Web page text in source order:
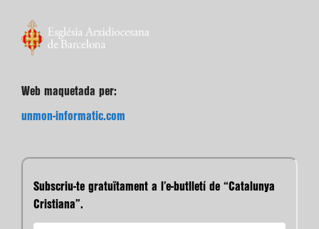
Web maquetada per:
unmon-informatic.com
Subscriu-te gratuïtament a l’e-butlletí de “Catalunya
Cristiana”.